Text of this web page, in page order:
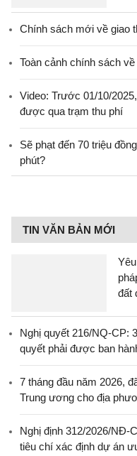
Chính sách mới về giao
Toàn cảnh chính sách
Video: Trước 01/10/
được qua trạm thu phí
Sẽ phạt đến 70 triệu
phút?
TIN VĂN BẢN MỚI
đất
Nghị quyết 216/NQ-CP:
quyết phải được ban
7 tháng đầu năm 2026,
Trung ương cho địa
Nghị định 312/2026/NĐ-
tiêu chí xác định dự án